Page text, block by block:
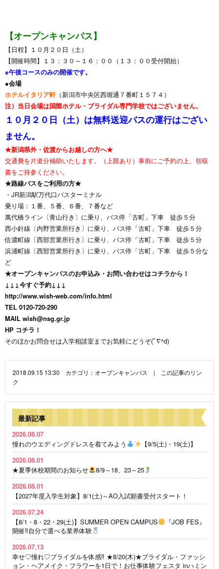
【オープンキャンパス】
【日程】１０月２０日（土）
【開催時間】１３：３０～１６：００（１３：００受付開始）
※午後コースのみの開催です。
●会場
ホテルイタリア軒（新潟市中央区西堀通７番町１５７４）
注）当日会場は国際ホテル・ブライダル専門学校ではございません。
１０月２０日（土）は無料送迎バスの運行はござい
ません。
★新潟県外・佐渡からお越しの方へ★
交通費を片道分補助いたします。（上限あり）事前にご予約の上、領収
書をご持参ください。
★路線バスをご利用の方★
・JR新潟駅万代口バスターミナル
乗り場：１番、５番、６番、７番など
萬代橋ライン〔青山行き〕に乗り、バス停「古町」下車 徒歩５分
西小針線〔内野営業所行き〕に乗り、バス停「古町」下車 徒歩５分
信濃町線〔西部営業所行き〕に乗り、バス停「古町」下車 徒歩５分
浜浦町線〔西部営業所行き〕に乗り、バス停「古町」下車 徒歩５分な
ど
★オープンキャンパスのお申込み・お問い合わせはコチラから！
↓↓↓今すぐ予約↓↓↓
http://www.wish-web.com/info.html
TEL 0120-720-290
MAIL wish@nsg.gr.jp
HP コチラ！
そのほかお問合せは入学相談室までお気軽にどうぞ(ﾟ∇^d)
2018.09.15 13:30 カテゴリ： オープンキャンパス |
この記事のリン
ク
最新記事
2026.08.07
憧れのウエディングドレスを着てみよう
【9/5(土)・19(土)】
2026.08.01
★夏季休校期間のお知らせ
8/9～18、23～25
2026.08.01
【2027年度入学生対象】8/1(土)～AO入試願書受付スタート！
2026.07.24
【8/1・8・22・29(土)】SUMMER OPEN CAMPUS
『JOB FES』
開催‼自分で選べる業界体験
2026.07.13
幸せ♡憧れ♡ブライダルを体感‼ ★8/20(木)★ブライダル・ファッシ
ョン・ヘアメイク・フラワーを1日で！お仕事体験フェスタ inハミン